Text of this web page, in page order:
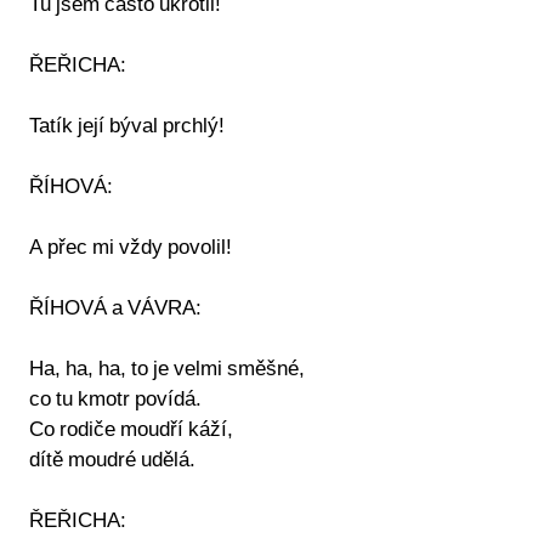
Tu jsem často ukrotil!
ŘEŘICHA:
Tatík její býval prchlý!
ŘÍHOVÁ:
A přec mi vždy povolil!
ŘÍHOVÁ a VÁVRA:
Ha, ha, ha, to je velmi směšné,
co tu kmotr povídá.
Co rodiče moudří káží,
dítě moudré udělá.
ŘEŘICHA: